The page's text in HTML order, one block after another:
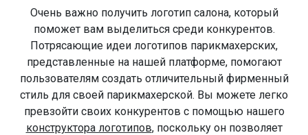
Очень важно получить логотип салона, который
поможет вам выделиться среди конкурентов.
Потрясающие идеи логотипов парикмахерских,
представленные на нашей платформе, помогают
пользователям создать отличительный фирменный
стиль для своей парикмахерской. Вы можете легко
превзойти своих конкурентов с помощью нашего
конструктора логотипов, поскольку он позволяет